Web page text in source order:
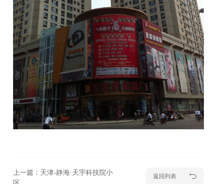
上一篇：天津-静海·天宇科技院小
区
返回列表